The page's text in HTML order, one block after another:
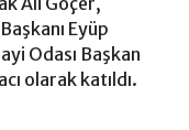
Eyüp
Odası Başkan
olarak katıldı.